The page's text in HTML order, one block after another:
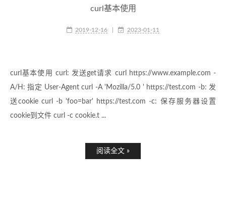
curl基本使用
2019-12-16 2023-01-11
curl基本使用 curl: 发送get请求 curl https://www.example.com -
A/H: 指定 User-Agent curl -A 'Mozilla/5.0 ' https://test.com -b: 发
送cookie curl -b 'foo=bar' https://test.com -c: 保存服务器设置
cookie到文件 curl -c cookie.t ...
阅读全文 »